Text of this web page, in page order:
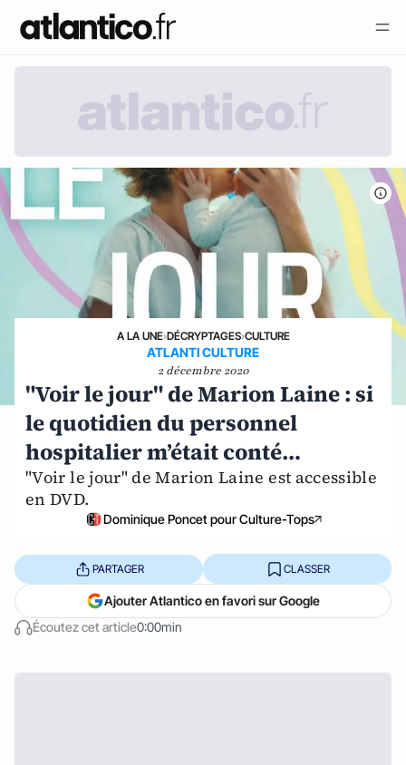
A LA UNE›DÉCRYPTAGES›CULTURE
ATLANTI CULTURE
2 décembre 2020
"Voir le jour" de Marion Laine : si
le quotidien du personnel
hospitalier m’était conté…
"Voir le jour" de Marion Laine est accessible
en DVD.
Dominique Poncet pour Culture-Tops
Écoutez cet article0:00min
PARTAGER CLASSER
Ajouter Atlantico en favori sur Google